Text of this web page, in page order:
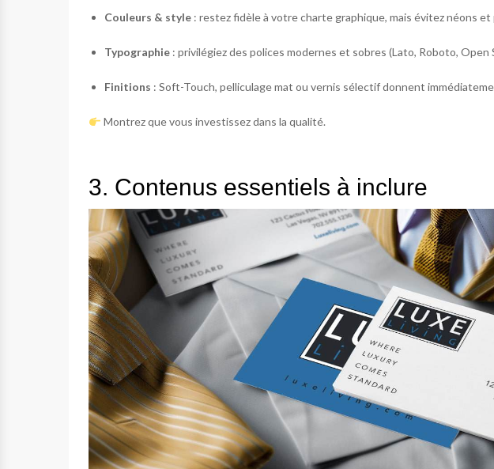
Couleurs & style : restez fidèle à votre charte graphique, mais évitez néons
Typographie : privilégiez des polices modernes et sobres (Lato, Roboto, Open
Finitions : Soft-Touch, pelliculage mat ou vernis sélectif donnent
Montrez que vous investissez dans la qualité.
3. Contenus essentiels à inclure